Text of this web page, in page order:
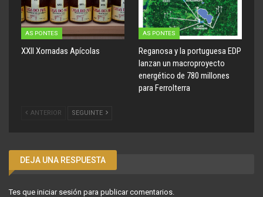
AS PONTES
XXII Xornadas Apícolas
AS PONTES
Reganosa y la portuguesa EDP
lanzan un macroproyecto
energético de 780 millones
para Ferrolterra
ANTERIOR SEGUINTE
DEJA UNA RESPUESTA
Tes que iniciar sesión para publicar comentarios.